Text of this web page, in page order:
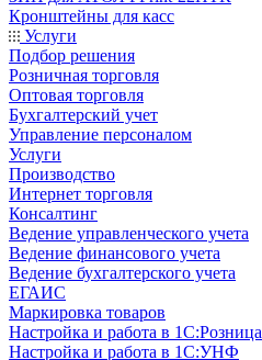
Кронштейны для касс
Услуги
Подбор решения
Розничная торговля
Оптовая торговля
Бухгалтерский учет
Управление персоналом
Услуги
Производство
Интернет торговля
Консалтинг
Ведение управленческого учета
Ведение финансового учета
Ведение бухгалтерского учета
ЕГАИС
Маркировка товаров
Настройка и работа в 1С:Розница
Настройка и работа в 1С:УНФ